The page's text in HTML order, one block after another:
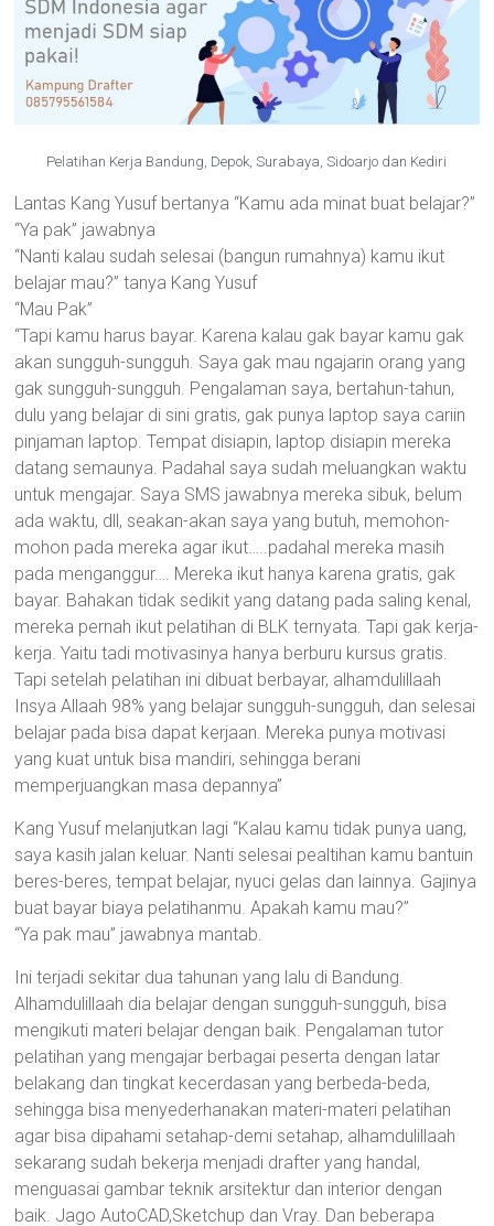
Pelatihan Kerja Bandung, Depok, Surabaya, Sidoarjo dan Kediri
Lantas Kang Yusuf bertanya “Kamu ada minat buat belajar?”
“Ya pak” jawabnya
“Nanti kalau sudah selesai (bangun rumahnya) kamu ikut
belajar mau?” tanya Kang Yusuf
“Mau Pak”
“Tapi kamu harus bayar. Karena kalau gak bayar kamu gak
akan sungguh-sungguh. Saya gak mau ngajarin orang yang
gak sungguh-sungguh. Pengalaman saya, bertahun-tahun,
dulu yang belajar di sini gratis, gak punya laptop saya cariin
pinjaman laptop. Tempat disiapin, laptop disiapin mereka
datang semaunya. Padahal saya sudah meluangkan waktu
untuk mengajar. Saya SMS jawabnya mereka sibuk, belum
ada waktu, dll, seakan-akan saya yang butuh, memohon-
mohon pada mereka agar ikut…..padahal mereka masih
pada menganggur…. Mereka ikut hanya karena gratis, gak
bayar. Bahakan tidak sedikit yang datang pada saling kenal,
mereka pernah ikut pelatihan di BLK ternyata. Tapi gak kerja-
kerja. Yaitu tadi motivasinya hanya berburu kursus gratis.
Tapi setelah pelatihan ini dibuat berbayar, alhamdulillaah
Insya Allaah 98% yang belajar sungguh-sungguh, dan selesai
belajar pada bisa dapat kerjaan. Mereka punya motivasi
yang kuat untuk bisa mandiri, sehingga berani
memperjuangkan masa depannya”
Kang Yusuf melanjutkan lagi “Kalau kamu tidak punya uang,
saya kasih jalan keluar. Nanti selesai pealtihan kamu bantuin
beres-beres, tempat belajar, nyuci gelas dan lainnya. Gajinya
buat bayar biaya pelatihanmu. Apakah kamu mau?”
“Ya pak mau” jawabnya mantab.
Ini terjadi sekitar dua tahunan yang lalu di Bandung.
Alhamdulillaah dia belajar dengan sungguh-sungguh, bisa
mengikuti materi belajar dengan baik. Pengalaman tutor
pelatihan yang mengajar berbagai peserta dengan latar
belakang dan tingkat kecerdasan yang berbeda-beda,
sehingga bisa menyederhanakan materi-materi pelatihan
agar bisa dipahami setahap-demi setahap, alhamdulillaah
sekarang sudah bekerja menjadi drafter yang handal,
menguasai gambar teknik arsitektur dan interior dengan
baik. Jago AutoCAD,Sketchup dan Vray. Dan beberapa